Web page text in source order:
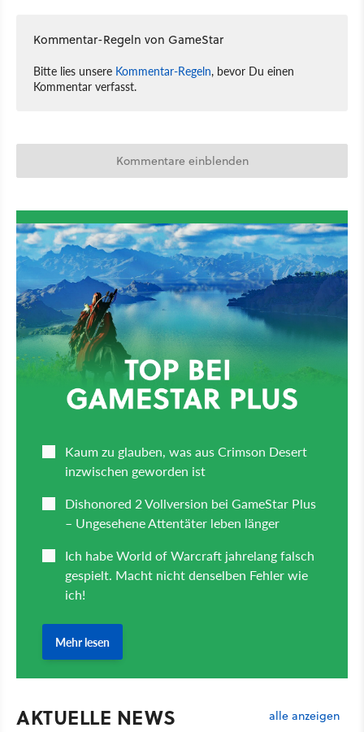
Kommentar-Regeln von GameStar
Bitte lies unsere Kommentar-Regeln, bevor Du einen
Kommentar verfasst.
Kommentare einblenden
AKTUELLE NEWS alle anzeigen